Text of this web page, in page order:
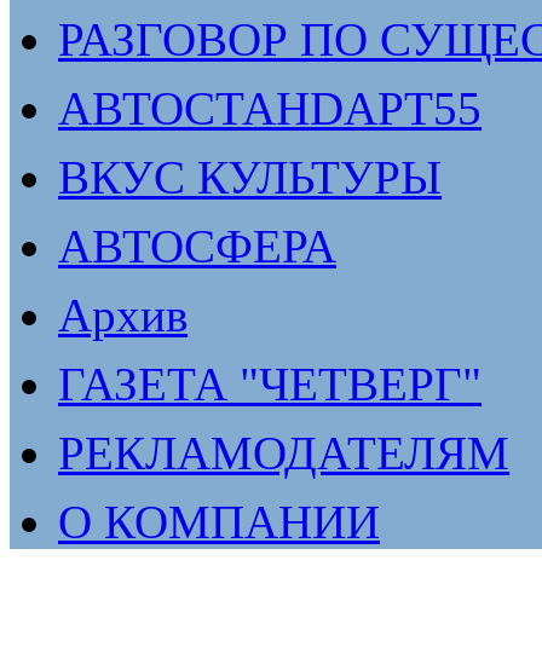
РАЗГОВОР ПО
АВТОСТАНDАРТ55
ВКУС КУЛЬТУРЫ
АВТОСФЕРА
Архив
ГАЗЕТА "ЧЕТВЕРГ"
РЕКЛАМОДАТЕЛЯМ
О КОМПАНИИ